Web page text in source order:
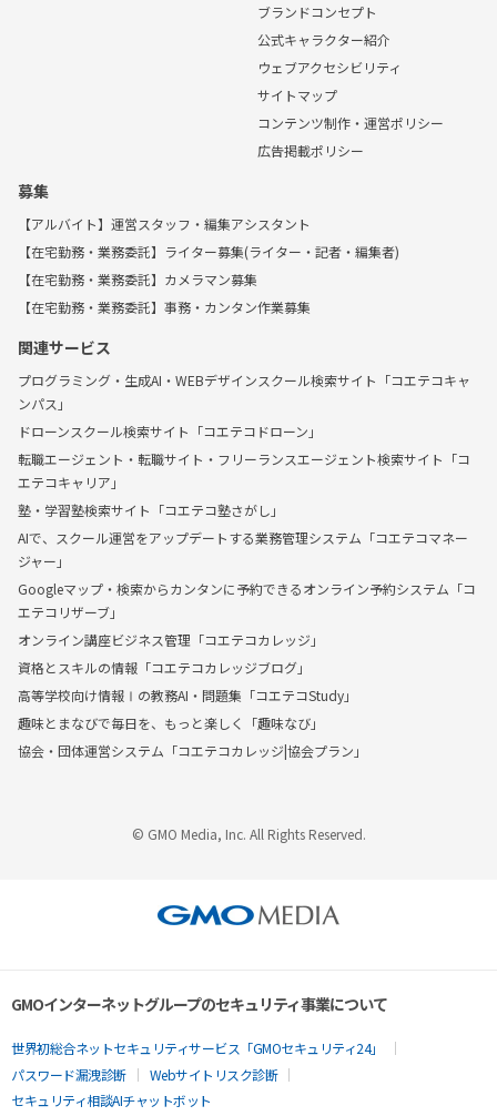
ブランドコンセプト
公式キャラクター紹介
ウェブアクセシビリティ
サイトマップ
コンテンツ制作・運営ポリシー
広告掲載ポリシー
募集
【アルバイト】運営スタッフ・編集アシスタント
【在宅勤務・業務委託】ライター募集(ライター・記者・編集者)
【在宅勤務・業務委託】カメラマン募集
【在宅勤務・業務委託】事務・カンタン作業募集
関連サービス
プログラミング・生成AI・WEBデザインスクール検索サイト「コエテコキャ
ンパス」
ドローンスクール検索サイト「コエテコドローン」
転職エージェント・転職サイト・フリーランスエージェント検索サイト「コ
エテコキャリア」
塾・学習塾検索サイト「コエテコ塾さがし」
AIで、スクール運営をアップデートする業務管理システム「コエテコマネー
ジャー」
Googleマップ・検索からカンタンに予約できるオンライン予約システム「コ
エテコリザーブ」
オンライン講座ビジネス管理「コエテコカレッジ」
資格とスキルの情報「コエテコカレッジブログ」
高等学校向け情報Ⅰの教務AI・問題集「コエテコStudy」
趣味とまなびで毎日を、もっと楽しく「趣味なび」
協会・団体運営システム「コエテコカレッジ|協会プラン」
© GMO Media, Inc. All Rights Reserved.
GMOインターネットグループのセキュリティ事業について
世界初総合ネットセキュリティサービス「GMOセキュリティ24」
パスワード漏洩診断
Webサイトリスク診断
セキュリティ相談AIチャットボット